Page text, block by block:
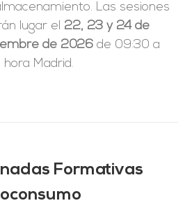
Las sesiones
lugar el 22, 23 y 24 de
de 2026 de 09:30 a
hora Madrid.
Formativas